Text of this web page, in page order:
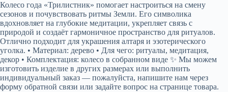
Колесо года «Трилистник» помогает настроиться на смену
сезонов и почувствовать ритмы Земли. Его символика
вдохновляет на глубокие медитации, укрепляет связь с
природой и создаёт гармоничное пространство для ритуалов.
Отлично подходит для украшения алтаря и эзотерического
уголка. • Материал: дерево • Для чего: ритуалы, медитация,
декор • Комплектация: колесо в собранном виде ✨ Мы можем
изготовить изделие в других размерах или выполнить
индивидуальный заказ — пожалуйста, напишите нам через
форму обратной связи или задайте вопрос на странице товара.